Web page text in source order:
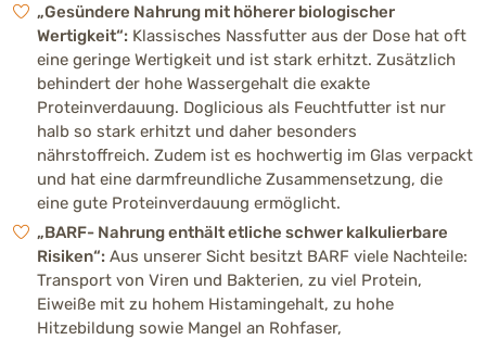
„Gesündere Nahrung mit höherer biologischer
Wertigkeit“: Klassisches Nassfutter aus der Dose hat oft
eine geringe Wertigkeit und ist stark erhitzt. Zusätzlich
behindert der hohe Wassergehalt die exakte
Proteinverdauung. Doglicious als Feuchtfutter ist nur
halb so stark erhitzt und daher besonders
nährstoffreich. Zudem ist es hochwertig im Glas verpackt
und hat eine darmfreundliche Zusammensetzung, die
eine gute Proteinverdauung ermöglicht.
„BARF- Nahrung enthält etliche schwer kalkulierbare
Risiken“: Aus unserer Sicht besitzt BARF viele Nachteile:
Transport von Viren und Bakterien, zu viel Protein,
Eiweiße mit zu hohem Histamingehalt, zu hohe
Hitzebildung sowie Mangel an Rohfaser,